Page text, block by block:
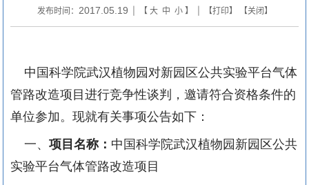
发布时间： 2017.05.19 | 【 大 中 小】 | 【打印】 【关闭】
中国科学院武汉植物园 对新园区公共实验平台气体
管路改造项目进行竞争性谈判，邀请符合资格条件的
单位参加。现就有关事项公告如下：
一、 项目名称： 中国科学院武汉植物园 新园区公共
实验平台气体管路改造项目